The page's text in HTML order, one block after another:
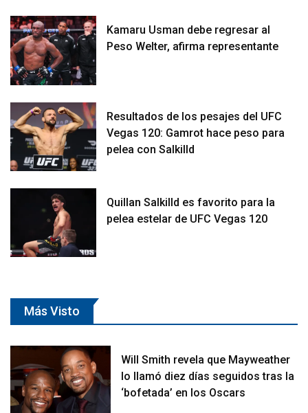
Kamaru Usman debe regresar al
Peso Welter, afirma representante
Resultados de los pesajes del UFC
Vegas 120: Gamrot hace peso para
pelea con Salkilld
Quillan Salkilld es favorito para la
pelea estelar de UFC Vegas 120
Más Visto
Will Smith revela que Mayweather
lo llamó diez días seguidos tras la
‘bofetada’ en los Oscars